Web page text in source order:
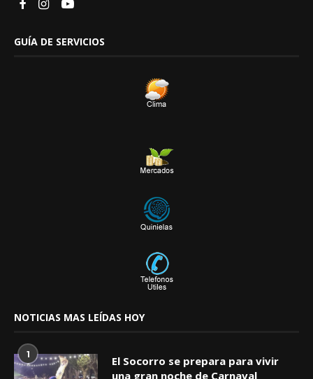
GUÍA DE SERVICIOS
NOTICIAS MAS LEÍDAS HOY
1
El Socorro se prepara para vivir
una gran noche de Carnaval